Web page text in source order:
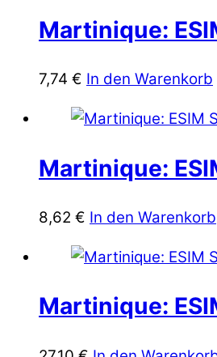
Martinique:
7,74 € In den Warenkorb
Martinique:
8,62 € In den Warenkorb
Martinique: